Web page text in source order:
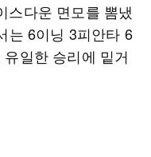
스다운 면모를 뽐냈
는 6이닝 3피안타 6
일한 승리에 밑거